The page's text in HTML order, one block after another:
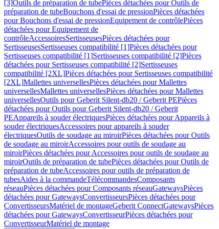
[3]Outils de préparation de tubePièces détachées pour Outils de
préparation de tubeBouchons d'essai de pressionPièces détachées
pour Bouchons d'essai de pressionEquipement de contrôlePièces
détachées pour Equipement de
contrôleAccessoiresSertisseusesPièces détachées pour
SertisseusesSertisseuses compatibilité [1]Pièces détachées pour
Sertisseuses compatibilité [1]Sertisseuses compatibilité [2]Pièces
détachées pour Sertisseuses compatibilité [2]Sertisseuses
compatibilité [2XL]Pièces détachées pour Sertisseuses compatibilité
[2XL]Mallettes universellesPièces détachées pour Mallettes
universellesMallettes universellesPièces détachées pour Mallettes
universellesOutils pour Geberit Silent-db20 / Geberit PEPièces
détachées pour Outils pour Geberit Silent-db20 / Geberit
PEAppareils à souder électriquesPièces détachées pour Appareils à
souder électriquesAccessoires pour appareils à souder
électriquesOutils de soudage au miroirPièces détachées pour Outils
de soudage au miroirAccessoires pour outils de soudage au
miroirPièces détachées pour Accessoires pour outils de soudage au
miroirOutils de préparation de tubePièces détachées pour Outils de
préparation de tubeAccessoires pour outils de préparation de
tubesAides à la commandeTélécommandesComposants
réseauPièces détachées pour Composants réseauGatewaysPièces
détachées pour GatewaysConvertisseursPièces détachées pour
ConvertisseursMatériel de montageGeberit ConnectGatewaysPièces
détachées pour GatewaysConvertisseurPièces détachées pour
ConvertisseurMatériel de montage